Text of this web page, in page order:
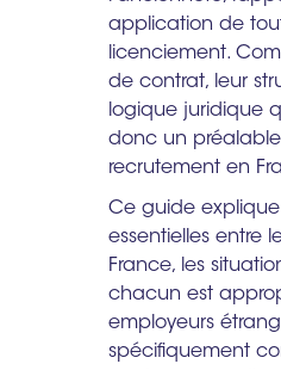
application de
licenciement.
de contrat, leur
logique juridique
donc un
recrutement en
Ce guide explique
essentielles entre
France, les
chacun est
employeurs
spécifiquement